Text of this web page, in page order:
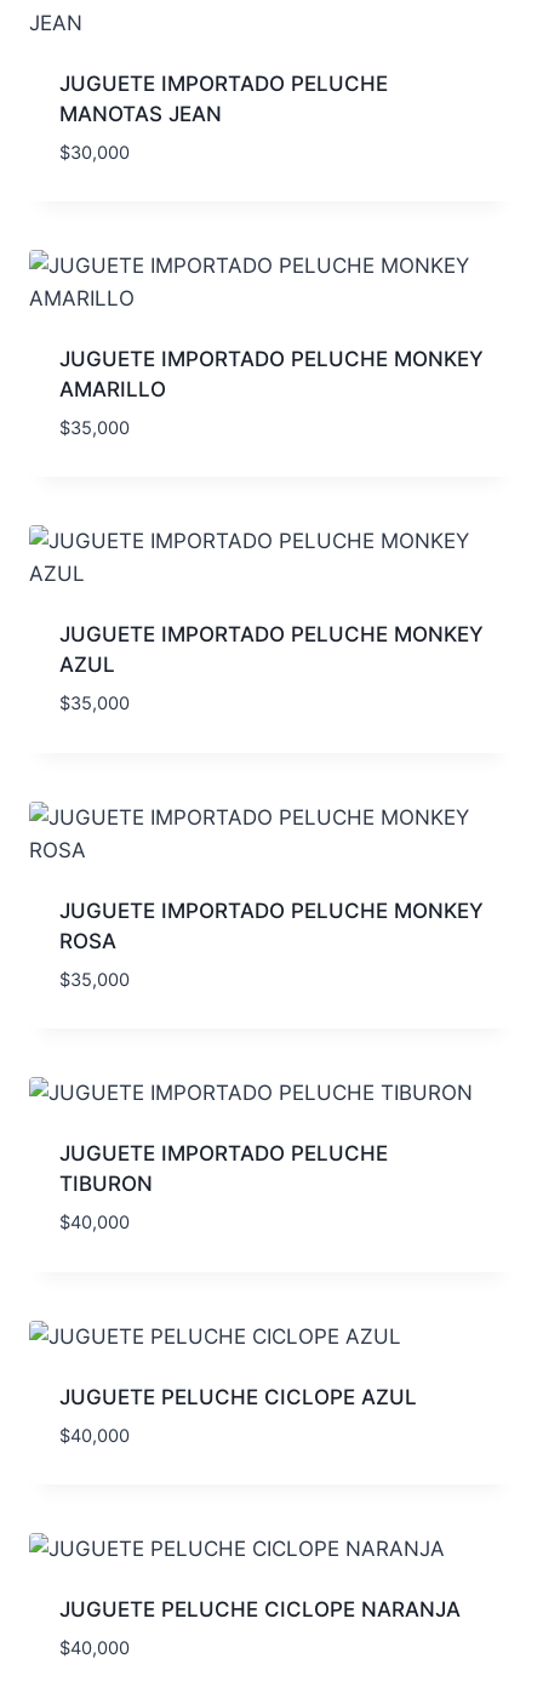
JUGUETE IMPORTADO PELUCHE
MANOTAS JEAN
$30,000
JUGUETE IMPORTADO PELUCHE MONKEY
AMARILLO
$35,000
JUGUETE IMPORTADO PELUCHE MONKEY
AZUL
$35,000
JUGUETE IMPORTADO PELUCHE MONKEY
ROSA
$35,000
JUGUETE IMPORTADO PELUCHE
TIBURON
$40,000
JUGUETE PELUCHE CICLOPE AZUL
$40,000
JUGUETE PELUCHE CICLOPE NARANJA
$40,000